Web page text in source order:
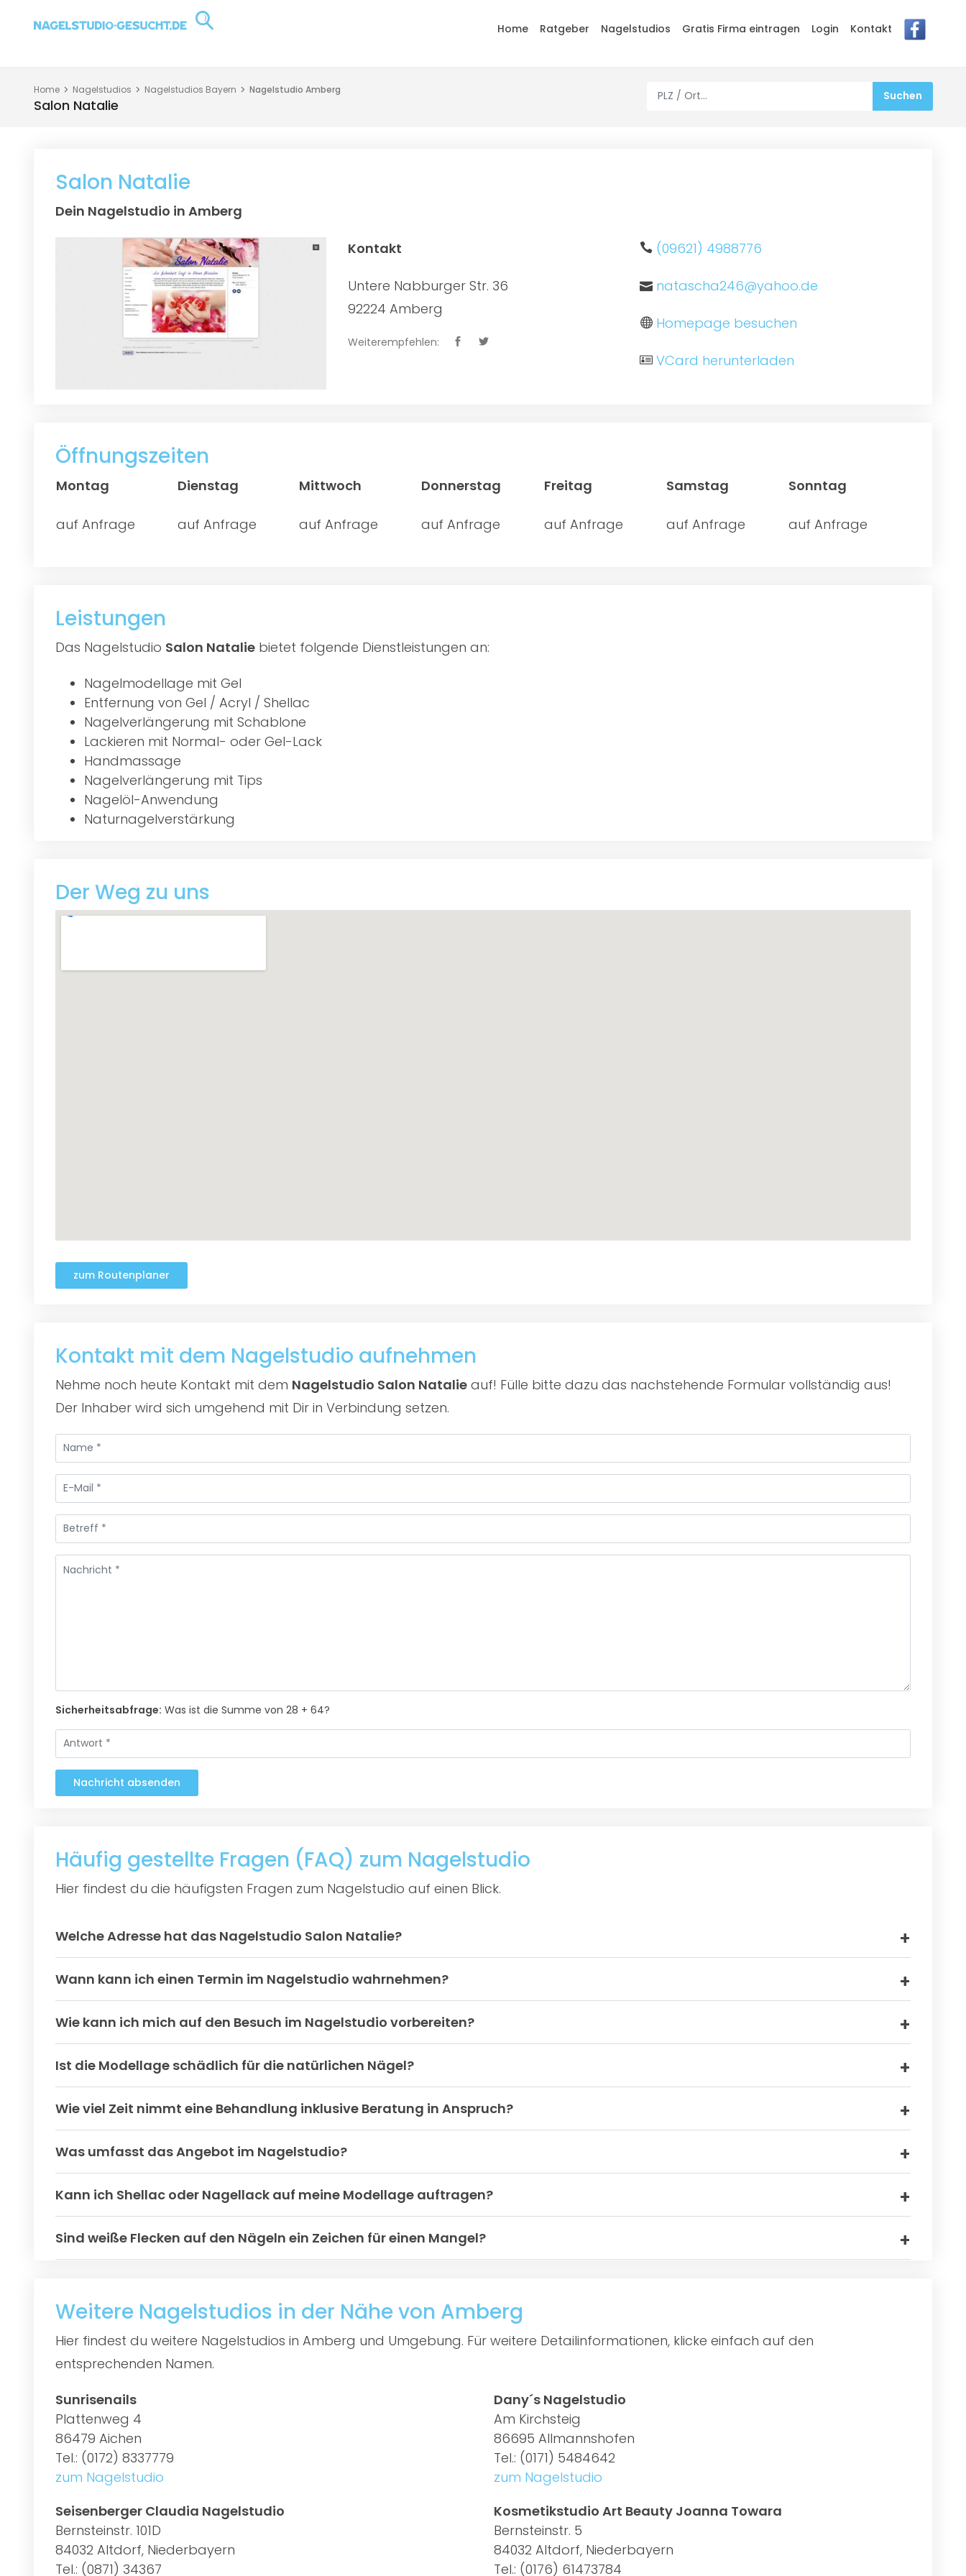
Home Ratgeber Nagelstudios Gratis Firma eintragen Login Kontakt
Home Nagelstudios Nagelstudios Bayern Nagelstudio Amberg
Salon Natalie
Salon Natalie
Dein Nagelstudio in Amberg
Kontakt
Untere Nabburger Str. 36
92224 Amberg
Weiterempfehlen:
(09621) 4988776
natascha246@yahoo.de
Homepage besuchen
VCard herunterladen
Öffnungszeiten
Montag Dienstag Mittwoch Donnerstag Freitag Samstag Sonntag
auf Anfrage auf Anfrage auf Anfrage auf Anfrage auf Anfrage auf Anfrage auf Anfrage
Leistungen
Das Nagelstudio Salon Natalie bietet folgende Dienstleistungen an:
Nagelmodellage mit Gel
Entfernung von Gel / Acryl / Shellac
Nagelverlängerung mit Schablone
Lackieren mit Normal- oder Gel-Lack
Handmassage
Nagelverlängerung mit Tips
Nagelöl-Anwendung
Naturnagelverstärkung
Der Weg zu uns
zum Routenplaner
Kontakt mit dem Nagelstudio aufnehmen
Nehme noch heute Kontakt mit dem Nagelstudio Salon Natalie auf! Fülle bitte dazu das nachstehende Formular vollständig aus!
Der Inhaber wird sich umgehend mit Dir in Verbindung setzen.
Sicherheitsabfrage: Was ist die Summe von 28 + 64?
Nachricht absenden
Häufig gestellte Fragen (FAQ) zum Nagelstudio
Hier findest du die häufigsten Fragen zum Nagelstudio auf einen Blick.
Welche Adresse hat das Nagelstudio Salon Natalie?
Wann kann ich einen Termin im Nagelstudio wahrnehmen?
Wie kann ich mich auf den Besuch im Nagelstudio vorbereiten?
Ist die Modellage schädlich für die natürlichen Nägel?
Wie viel Zeit nimmt eine Behandlung inklusive Beratung in Anspruch?
Was umfasst das Angebot im Nagelstudio?
Kann ich Shellac oder Nagellack auf meine Modellage auftragen?
Sind weiße Flecken auf den Nägeln ein Zeichen für einen Mangel?
Weitere Nagelstudios in der Nähe von Amberg
Hier findest du weitere Nagelstudios in Amberg und Umgebung. Für weitere Detailinformationen, klicke einfach auf den
entsprechenden Namen.
Sunrisenails
Plattenweg 4
86479 Aichen
Tel.: (0172) 8337779
zum Nagelstudio
Dany´s Nagelstudio
Am Kirchsteig
86695 Allmannshofen
Tel.: (0171) 5484642
zum Nagelstudio
Seisenberger Claudia Nagelstudio
Bernsteinstr. 101D
84032 Altdorf, Niederbayern
Tel.: (0871) 34367
Kosmetikstudio Art Beauty Joanna Towara
Bernsteinstr. 5
84032 Altdorf, Niederbayern
Tel.: (0176) 61473784